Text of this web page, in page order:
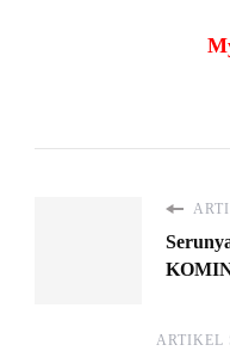
ARTIKEL